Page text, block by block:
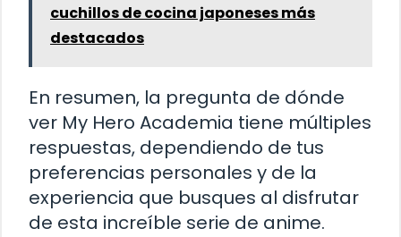
cuchillos de cocina japoneses más
destacados
En resumen, la pregunta de dónde
ver My Hero Academia tiene múltiples
respuestas, dependiendo de tus
preferencias personales y de la
experiencia que busques al disfrutar
de esta increíble serie de anime.